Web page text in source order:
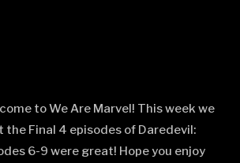
to We Are Marvel! This week we
the Final 4 episodes of Daredevil:
6-9 were great! Hope you enjoy